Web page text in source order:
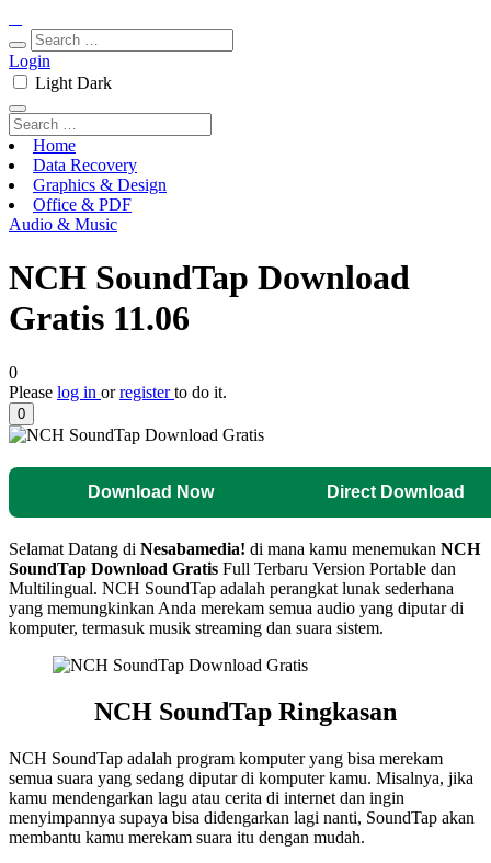
Login
Light Dark
Home
Data Recovery
Graphics & Design
Office & PDF
Audio & Music
NCH SoundTap Download
Gratis 11.06
0
Please log in orregisterto do it.
0
Download Now Direct Download
Selamat Datang di Nesabamedia! di mana kamu menemukan NCH
SoundTap Download Gratis Full Terbaru Version Portable dan
Multilingual. NCH SoundTap adalah perangkat lunak sederhana
yang memungkinkan Anda merekam semua audio yang diputar di
komputer, termasuk musik streaming dan suara sistem.
NCH SoundTap Ringkasan
NCH SoundTap adalah program komputer yang bisa merekam
semua suara yang sedang diputar di komputer kamu. Misalnya, jika
kamu mendengarkan lagu atau cerita di internet dan ingin
menyimpannya supaya bisa didengarkan lagi nanti, SoundTap akan
membantu kamu merekam suara itu dengan mudah.